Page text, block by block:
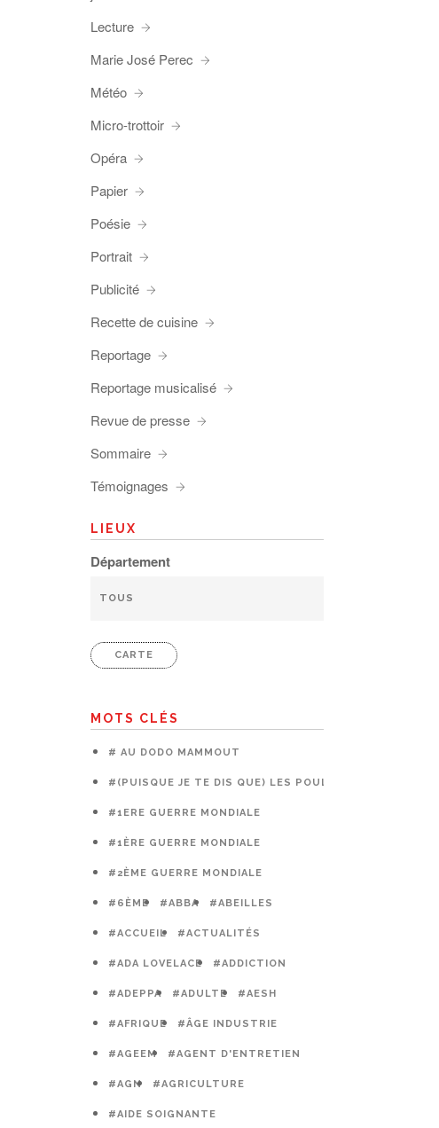
Lecture
Marie José Perec
Météo
Micro-trottoir
Opéra
Papier
Poésie
Portrait
Publicité
Recette de cuisine
Reportage
Reportage musicalisé
Revue de presse
Sommaire
Témoignages
LIEUX
Département
CARTE
MOTS CLÉS
# AU DODO MAMMOUT
#(PUISQUE JE TE DIS QUE) LES POULES PRÉFÈRENT LES
#1ERE GUERRE MONDIALE
#1ÈRE GUERRE MONDIALE
#2ÈME GUERRE MONDIALE
#6ÈME #ABBA #ABEILLES
#ACCUEIL #ACTUALITÉS
#ADA LOVELACE #ADDICTION
#ADEPPA #ADULTE #AESH
#AFRIQUE #ÂGE INDUSTRIE
#AGEEM #AGENT D'ENTRETIEN
#AGN #AGRICULTURE
#AIDE SOIGNANTE